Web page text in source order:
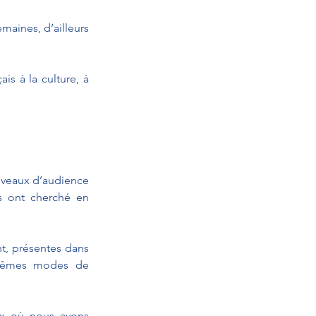
d’ailleurs
à la culture, à
d’audience
ont cherché en
présentes dans
modes de